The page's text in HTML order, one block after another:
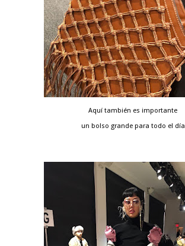
Aquí también es importante
un bolso grande para todo el día